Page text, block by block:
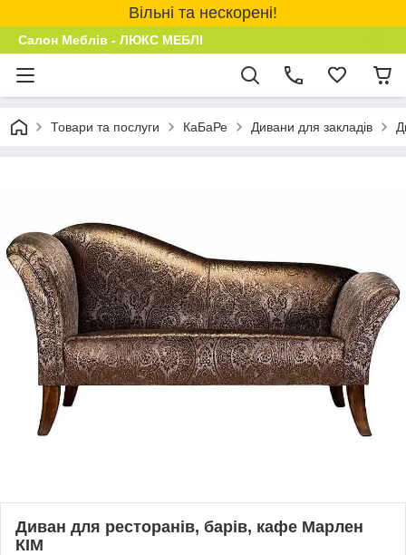
Вільні та нескорені!
Салон Меблів - ЛЮКС МЕБЛІ
Товари та послуги КаБаРе Дивани для закладів
Диван для ресторанів, барів, кафе Марлен
КІМ